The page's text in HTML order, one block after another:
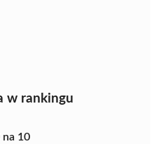
w rankingu
na 10